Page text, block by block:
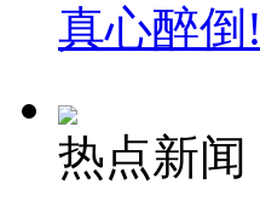
真心醉
热点新闻